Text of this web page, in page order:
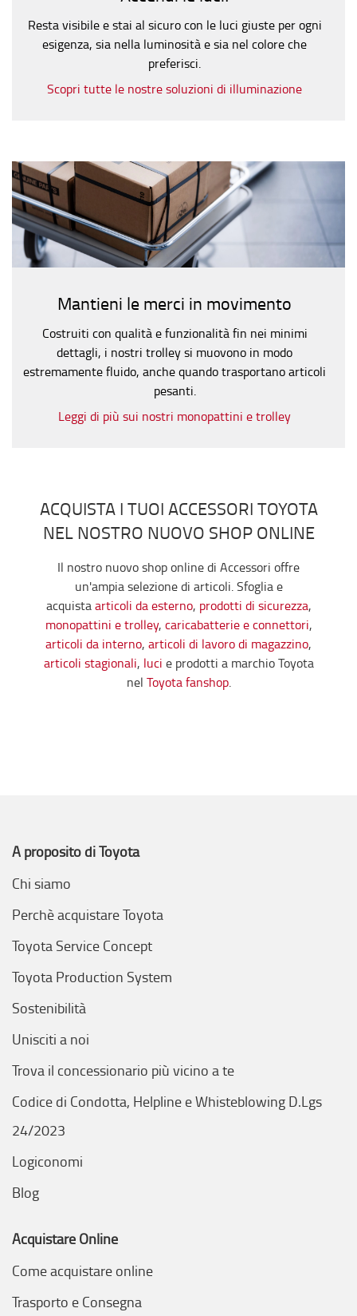
Resta visibile e stai al sicuro con le luci giuste per ogni
esigenza, sia nella luminosità e sia nel colore che
preferisci.
Scopri tutte le nostre soluzioni di illuminazione
Mantieni le merci in movimento
Costruiti con qualità e funzionalità fin nei minimi
dettagli, i nostri trolley si muovono in modo
estremamente fluido, anche quando trasportano articoli
pesanti.
Leggi di più sui nostri monopattini e trolley
ACQUISTA I TUOI ACCESSORI TOYOTA
NEL NOSTRO NUOVO SHOP ONLINE
Il nostro nuovo shop online di Accessori offre
un'ampia selezione di articoli. Sfoglia e
acquistaarticoli da esterno, prodotti di sicurezza,
monopattini e trolley, caricabatterie e connettori,
articoli da interno, articoli di lavoro di magazzino,
articoli stagionali, luci e prodotti a marchio Toyota
nel Toyota fanshop.
A proposito di Toyota
Chi siamo
Perchè acquistare Toyota
Toyota Service Concept
Toyota Production System
Sostenibilità
Unisciti a noi
Trova il concessionario più vicino a te
Codice di Condotta, Helpline e Whisteblowing D.Lgs
24/2023
Logiconomi
Blog
Acquistare Online
Come acquistare online
Trasporto e Consegna